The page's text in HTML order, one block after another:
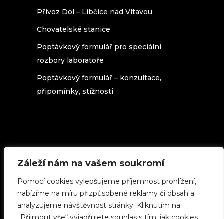
Záleží nám na vašem soukromí
Pomocí cookies vylepšujeme příjemnost prohlížení,
nabízíme na míru přizpůsobené reklamy či obsah a
analyzujeme návštěvnost stránky. Kliknutím na
Přívoz Dol – Libčice nad Vltavou
Chovatelské stanice
Poptávkový formulář pro speciální
rozbory laboratoře
Poptávkový formulář – konzultace,
připomínky, stížnosti
republika(použijete-li cokoliv z našich
stránek, uveďte zdroj.)